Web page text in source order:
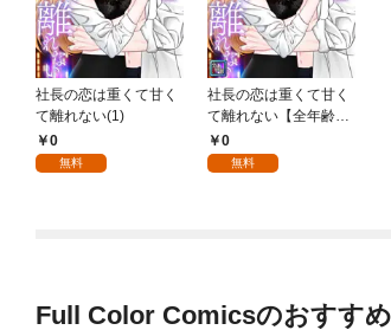
社長の恋は重くて甘く
て離れない(1)
0
無料
社長の恋は重くて甘く
て離れない【全年齢
版】(1)
0
無料
Full Color Comicsのおすす